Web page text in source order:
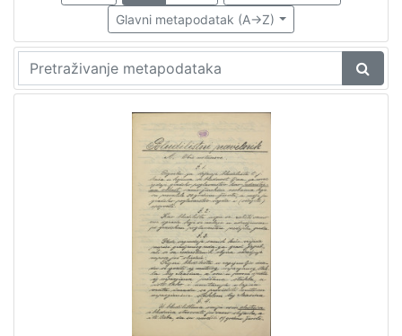
Nakladnička
cjelina
Zagreb na pragu modernog doba
Propisi Gradskog poglavarstva
Digitalizirana zagrebačka baština
Glavni metapodatak (A->Z)